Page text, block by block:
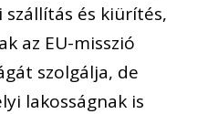
és kiürítés,
az EU-misszió
szolgálja, de
lakosságnak is